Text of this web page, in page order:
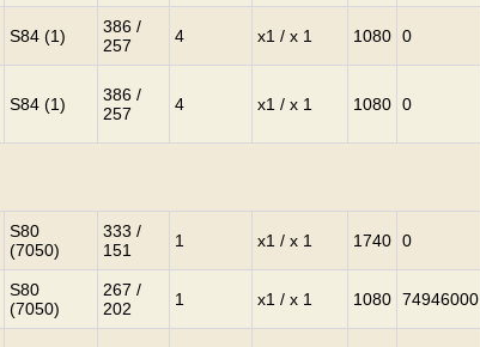
S84 (1)
386 /
257
4 x1 / x 1 1080 0
S84 (1)
386 /
257
4 x1 / x 1 1080 0
S80
(7050)
333 /
151
1 x1 / x 1 1740 0
S80
(7050)
267 /
202
1 x1 / x 1 1080 74946000